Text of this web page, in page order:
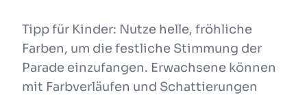
Tipp für Kinder: Nutze helle, fröhliche
Farben, um die festliche Stimmung der
Parade einzufangen. Erwachsene können
mit Farbverläufen und Schattierungen